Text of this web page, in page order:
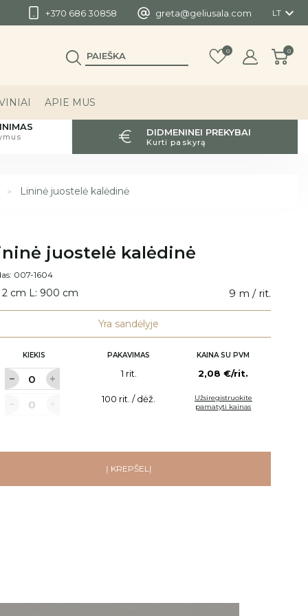
+370 686 30858 greta@geliusala.com LT 
0 0
APIE MUS
DIDMENINEI PREKYBAI
Kurti paskyrą
Lininė juostelė kalėdinė
juostelė kalėdinė
007-1604
2 cm L: 900 cm 9 m / rit.
Yra sandėlyje
KIEKIS PAKAVIMAS KAINA SU PVM
1 rit. 2,08 €/rit.
100 rit. / dėž.
Užsiregistruokite
pamatyti kainas
Į KREPŠELĮ